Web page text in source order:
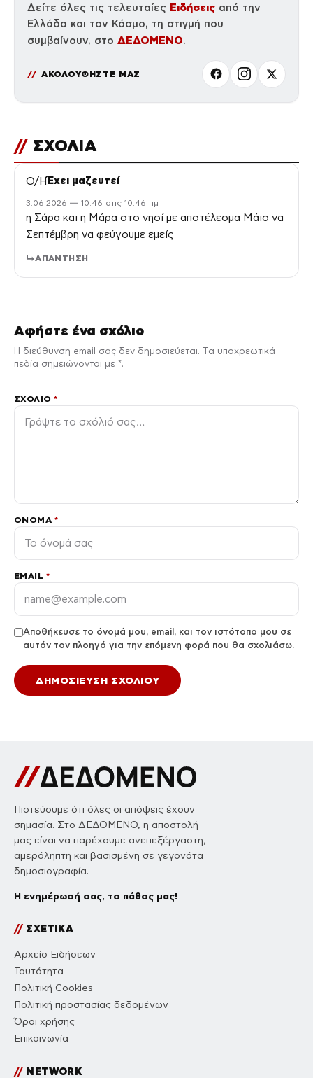
Δείτε όλες τις τελευταίες Ειδήσεις από την
Ελλάδα και τον Κόσμο, τη στιγμή που
συμβαίνουν, στο ΔΕΔΟΜΕΝΟ.
ΑΚΟΛΟΥΘΗΣΤΕ ΜΑΣ
// ΣΧΟΛΙΑ
Ο/ΗΈχει μαζευτεί
3.06.2026 — 10:46 στις 10:46 πμ
η Σάρα και η Μάρα στο νησί με αποτέλεσμα Μάιο να
Σεπτέμβρη να φεύγουμε εμείς
ΑΠΆΝΤΗΣΗ
Αφήστε ένα σχόλιο
Η διεύθυνση email σας δεν δημοσιεύεται. Τα υποχρεωτικά
πεδία σημειώνονται με *.
ΣΧΌΛΙΟ*
ΌΝΟΜΑ *
EMAIL *
Αποθήκευσε το όνομά μου, email, και τον ιστότοπο μου σε
αυτόν τον πλοηγό για την επόμενη φορά που θα σχολιάσω.
Πιστεύουμε ότι όλες οι απόψεις έχουν
σημασία. Στο ΔΕΔΟΜΕΝΟ, η αποστολή
μας είναι να παρέχουμε ανεπεξέργαστη,
αμερόληπτη και βασισμένη σε γεγονότα
δημοσιογραφία.
Η ενημέρωσή σας, το πάθος μας!
//ΣΧΕΤΙΚΑ
Αρχείο Ειδήσεων
Ταυτότητα
Πολιτική Cookies
Πολιτική προστασίας δεδομένων
Όροι χρήσης
Επικοινωνία
//NETWORK